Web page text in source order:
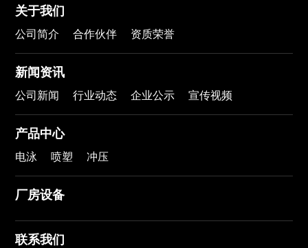
关于我们
公司简介 合作伙伴 资质荣誉
新闻资讯
公司新闻 行业动态 企业公示 宣传视频
产品中心
电泳 喷塑 冲压
厂房设备
联系我们